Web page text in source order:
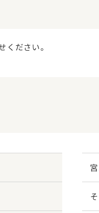
ください。